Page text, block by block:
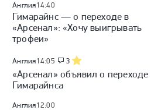
Англия14:40
Гимарайнс — о переходе в
«Арсенал»: «Хочу выигрывать
трофеи»
Англия14:05 3
«Арсенал» объявил о переходе
Гимарайнса
Англия12:00